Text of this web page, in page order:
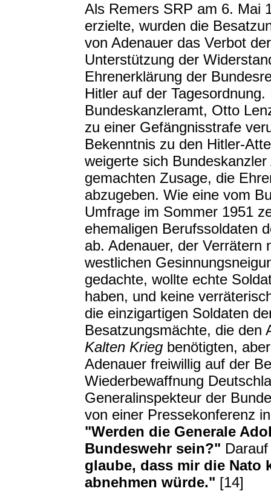
Als Remers SRP am 6. Mai
erzielte, wurden die
von Adenauer das Verbot
Unterstützung der
Ehrenerklärung der
Hitler auf der
Bundeskanzleramt, Otto
zu einer Gefängnisstrafe
Bekenntnis zu den Hitler-
weigerte sich
gemachten Zusage, die
abzugeben. Wie eine vom
Umfrage im Sommer 1951
ehemaligen Berufssoldaten
ab. Adenauer, der Verrätern
westlichen
gedachte, wollte echte
haben, und keine
die einzigartigen Soldaten
Besatzungsmächte, die den
Kalten Krieg benötigten,
Adenauer freiwillig auf der
Wiederbewaffnung
Generalinspekteur der
von einer Pressekonferenz
"Werden die Generale
Bundeswehr sein?"
glaube, dass mir die Nato
abnehmen würde." [14]